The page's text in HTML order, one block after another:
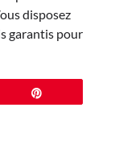
disposez
garantis pour